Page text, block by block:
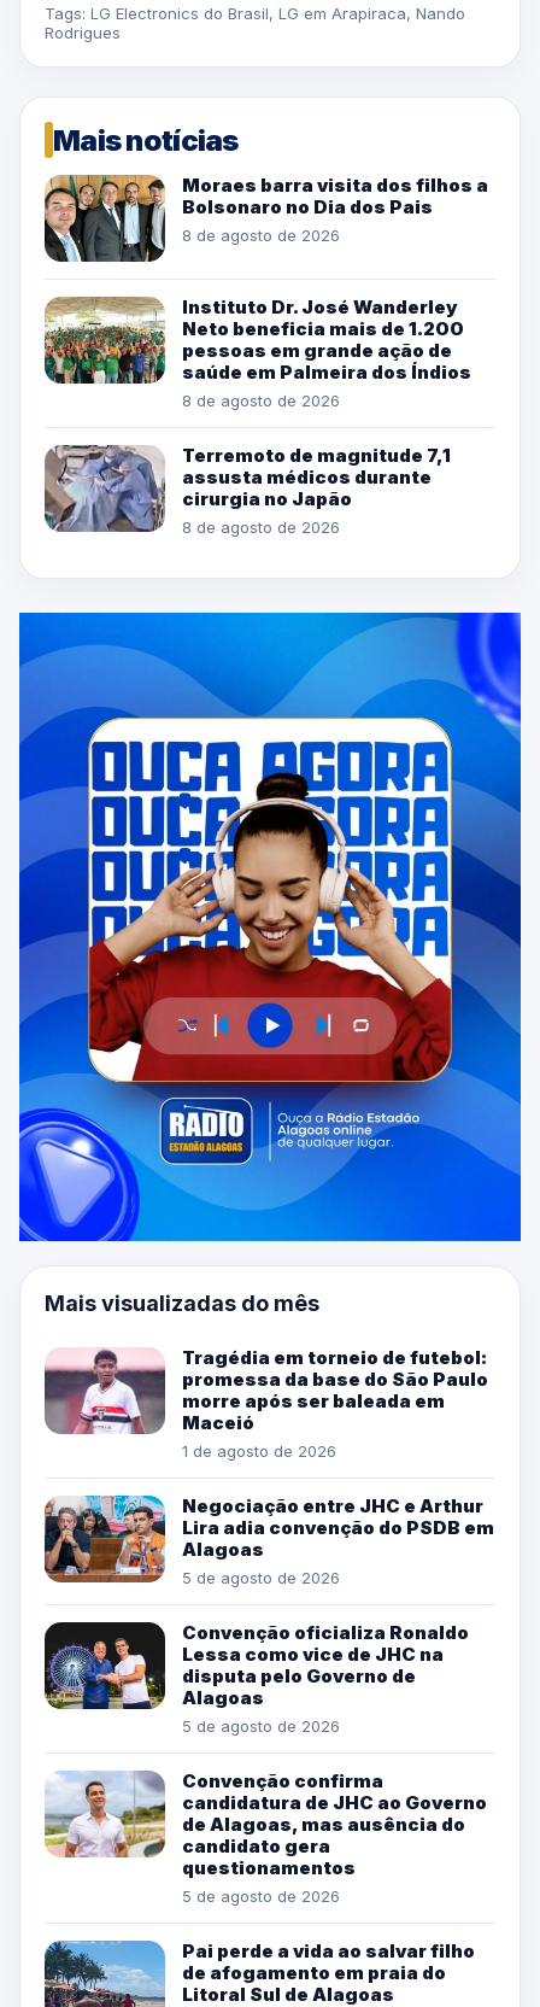
Tags: LG Electronics do Brasil, LG em Arapiraca, Nando
Rodrigues
Mais notícias
Moraes barra visita dos filhos a
Bolsonaro no Dia dos Pais
8 de agosto de 2026
Instituto Dr. José Wanderley
Neto beneficia mais de 1.200
pessoas em grande ação de
saúde em Palmeira dos Índios
8 de agosto de 2026
Terremoto de magnitude 7,1
assusta médicos durante
cirurgia no Japão
8 de agosto de 2026
Mais visualizadas do mês
Tragédia em torneio de futebol:
promessa da base do São Paulo
morre após ser baleada em
Maceió
1 de agosto de 2026
Negociação entre JHC e Arthur
Lira adia convenção do PSDB em
Alagoas
5 de agosto de 2026
Convenção oficializa Ronaldo
Lessa como vice de JHC na
disputa pelo Governo de
Alagoas
5 de agosto de 2026
Convenção confirma
candidatura de JHC ao Governo
de Alagoas, mas ausência do
candidato gera
questionamentos
5 de agosto de 2026
Pai perde a vida ao salvar filho
de afogamento em praia do
Litoral Sul de Alagoas